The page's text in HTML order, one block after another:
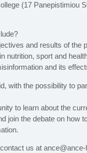
(17 Panepistimiou
and results of the
nutrition, sport and
and its
with the possibility to
to learn about the
join the debate on how
us at